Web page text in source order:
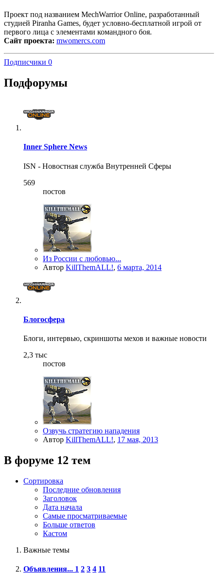
Проект под названием MechWarrior Online, разработанный
студией Piranha Games, будет условно-бесплатной игрой от
первого лица с элементами командного боя.
Сайт проекта: mwomercs.com
Подписчики 0
Подфорумы
Inner Sphere News
ISN - Новостная служба Внутренней Сферы
569
постов
Из России с любовью...
Автор KillThemALL!, 6 марта, 2014
Блогосфера
Блоги, интервью, скриншоты мехов и важные новости
2,3 тыс
постов
Озвучь стратегию нападения
Автор KillThemALL!, 17 мая, 2013
В форуме 12 тем
Сортировка
Последние обновления
Заголовок
Дата начала
Самые просматриваемые
Больше ответов
Кастом
Важные темы
Объявления... 1 2 3 4 11